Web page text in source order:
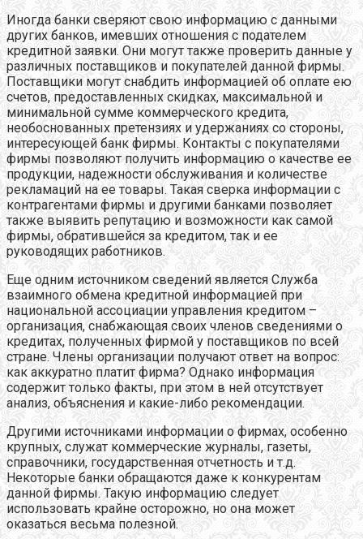
Иногда банки сверяют свою информацию с данными
других банков, имевших отношения с подателем
кредитной заявки. Они могут также проверить данные у
различных поставщиков и покупателей данной фирмы.
Поставщики могут снабдить информацией об оплате ею
счетов, предоставленных скидках, максимальной и
минимальной сумме коммерческого кредита,
необоснованных претензиях и удержаниях со стороны,
интересующей банк фирмы. Контакты с покупателями
фирмы позволяют получить информацию о качестве ее
продукции, надежности обслуживания и количестве
рекламаций на ее товары. Такая сверка информации с
контрагентами фирмы и другими банками позволяет
также выявить репутацию и возможности как самой
фирмы, обратившейся за кредитом, так и ее
руководящих работников.
Еще одним источником сведений является Служба
взаимного обмена кредитной информацией при
национальной ассоциации управления кредитом –
организация, снабжающая своих членов сведениями о
кредитах, полученных фирмой у поставщиков по всей
стране. Члены организации получают ответ на вопрос:
как аккуратно платит фирма? Однако информация
содержит только факты, при этом в ней отсутствует
анализ, объяснения и какие-либо рекомендации.
Другими источниками информации о фирмах, особенно
крупных, служат коммерческие журналы, газеты,
справочники, государственная отчетность и т.д.
Некоторые банки обращаются даже к конкурентам
данной фирмы. Такую информацию следует
использовать крайне осторожно, но она может
оказаться весьма полезной.